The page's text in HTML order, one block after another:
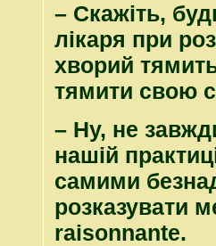
– Скажіть,
лікаря при
хворий
тямити свою
– Ну, не
нашій
самими
розказувати
raisonnante.